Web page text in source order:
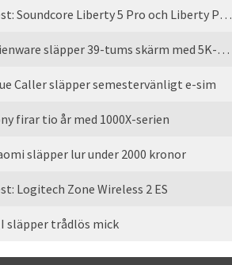
Test: Soundcore Liberty 5 Pro och Liberty Pro Max
Alienware släpper 39-tums skärm med 5K-upplösning
Caller släpper semestervänligt e-sim
firar tio år med 1000X-serien
släpper lur under 2000 kronor
Logitech Zone Wireless 2 ES
släpper trådlös mick